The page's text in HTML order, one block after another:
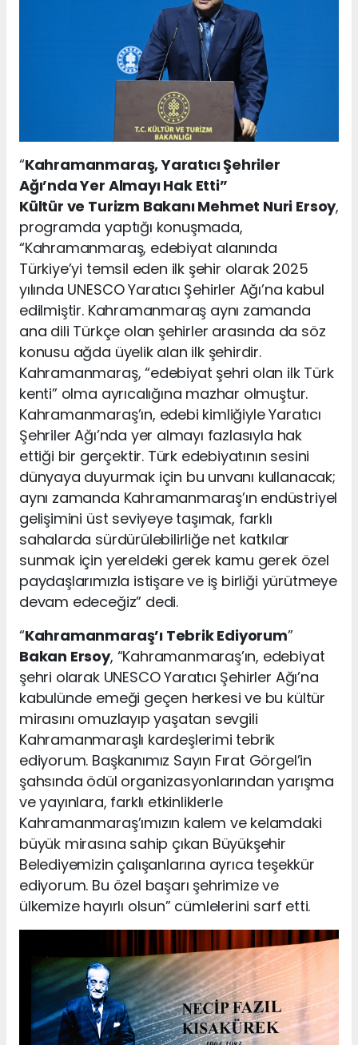
“Kahramanmaraş, Yaratıcı Şehriler
Ağı’nda Yer Almayı Hak Etti”
Kültür ve Turizm Bakanı Mehmet Nuri Ersoy,
programda yaptığı konuşmada,
“Kahramanmaraş, edebiyat alanında
Türkiye’yi temsil eden ilk şehir olarak 2025
yılında UNESCO Yaratıcı Şehirler Ağı’na kabul
edilmiştir. Kahramanmaraş aynı zamanda
ana dili Türkçe olan şehirler arasında da söz
konusu ağda üyelik alan ilk şehirdir.
Kahramanmaraş, “edebiyat şehri olan ilk Türk
kenti” olma ayrıcalığına mazhar olmuştur.
Kahramanmaraş’ın, edebi kimliğiyle Yaratıcı
Şehriler Ağı’nda yer almayı fazlasıyla hak
ettiği bir gerçektir. Türk edebiyatının sesini
dünyaya duyurmak için bu unvanı kullanacak;
aynı zamanda Kahramanmaraş’ın endüstriyel
gelişimini üst seviyeye taşımak, farklı
sahalarda sürdürülebilirliğe net katkılar
sunmak için yereldeki gerek kamu gerek özel
paydaşlarımızla istişare ve iş birliği yürütmeye
devam edeceğiz” dedi.
“Kahramanmaraş’ı Tebrik Ediyorum”
Bakan Ersoy, “Kahramanmaraş’ın, edebiyat
şehri olarak UNESCO Yaratıcı Şehirler Ağı’na
kabulünde emeği geçen herkesi ve bu kültür
mirasını omuzlayıp yaşatan sevgili
Kahramanmaraşlı kardeşlerimi tebrik
ediyorum. Başkanımız Sayın Fırat Görgel’in
şahsında ödül organizasyonlarından yarışma
ve yayınlara, farklı etkinliklerle
Kahramanmaraş’ımızın kalem ve kelamdaki
büyük mirasına sahip çıkan Büyükşehir
Belediyemizin çalışanlarına ayrıca teşekkür
ediyorum. Bu özel başarı şehrimize ve
ülkemize hayırlı olsun” cümlelerini sarf etti.